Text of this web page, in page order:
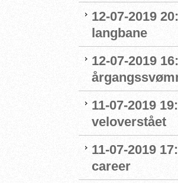
12-07-2019
langbane
12-07-2019
11-07-2019
veloverstået
11-07-2019
career